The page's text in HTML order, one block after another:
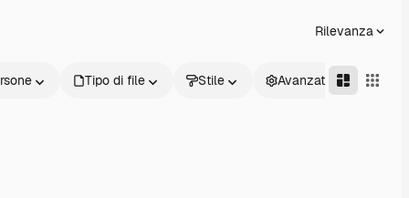
Rilevanza
Tipo di file Stile Avanzate